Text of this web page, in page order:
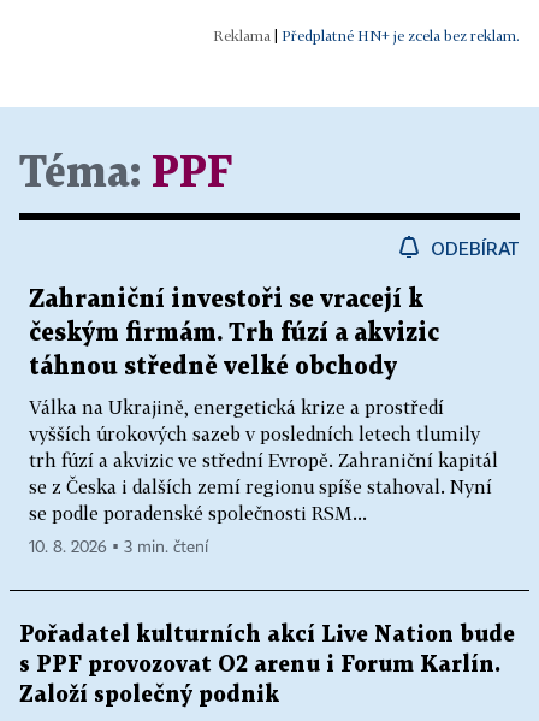
Předplatné HN+ je zcela bez reklam.
Téma: PPF
ODEBÍRAT
Zahraniční investoři se vracejí k
českým firmám. Trh fúzí a akvizic
táhnou středně velké obchody
Válka na Ukrajině, energetická krize a prostředí
vyšších úrokových sazeb v posledních letech tlumily
trh fúzí a akvizic ve střední Evropě. Zahraniční kapitál
se z Česka i dalších zemí regionu spíše stahoval. Nyní
se podle poradenské společnosti RSM...
10. 8. 2026 ▪ 3 min. čtení
Pořadatel kulturních akcí Live Nation bude
s PPF provozovat O2 arenu i Forum Karlín.
Založí společný podnik